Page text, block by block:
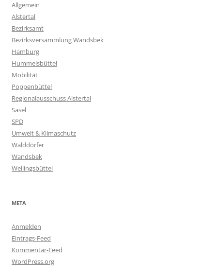
Allgemein
Alstertal
Bezirksamt
Bezirksversammlung Wandsbek
Hamburg
Hummelsbüttel
Mobilität
Poppenbüttel
Regionalausschuss Alstertal
Sasel
SPD
Umwelt & Klimaschutz
Walddörfer
Wandsbek
Wellingsbüttel
META
Anmelden
Eintrags-Feed
Kommentar-Feed
WordPress.org